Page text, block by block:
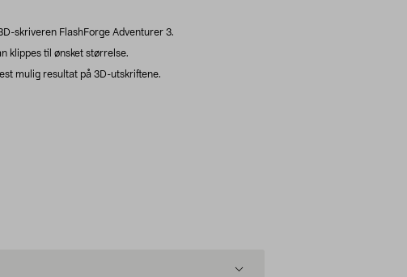
skriveren FlashForge Adventurer 3.
klippes til ønsket størrelse.
mulig resultat på 3D-utskriftene.